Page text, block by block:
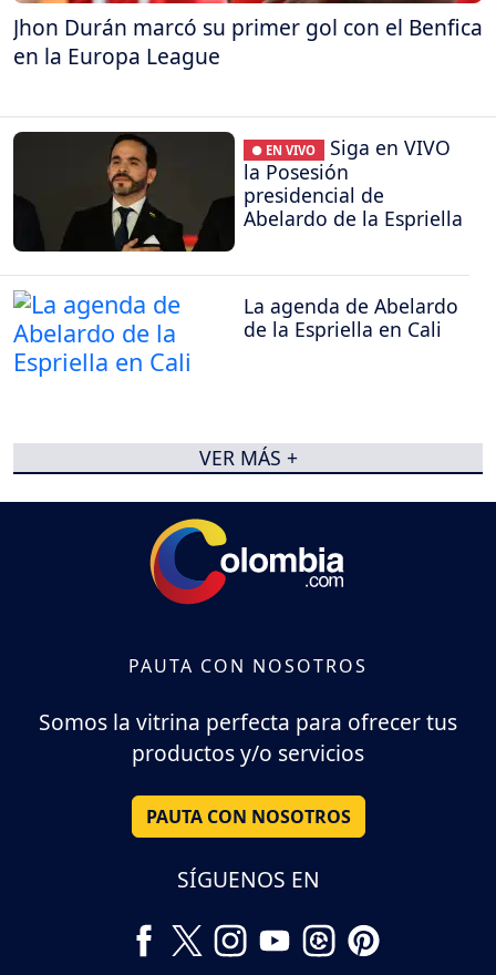
Jhon Durán marcó su primer gol con el Benfica
en la Europa League
● EN VIVO
Siga en VIVO
la Posesión
presidencial de
Abelardo de la Espriella
La agenda de Abelardo
de la Espriella en Cali
VER MÁS +
PAUTA CON NOSOTROS
Somos la vitrina perfecta para ofrecer tus
productos y/o servicios
PAUTA CON NOSOTROS
SÍGUENOS EN